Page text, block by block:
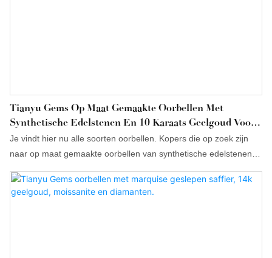
Tianyu Gems Op Maat Gemaakte Oorbellen Met
Synthetische Edelstenen En 10 Karaats Geelgoud Voor
Dames
Je vindt hier nu alle soorten oorbellen. Kopers die op zoek zijn
naar op maat gemaakte oorbellen van synthetische edelstenen
van Tianyu Gems, gemaakt van 10 karaats geelgoud, van de
beste kwaliteit, kunnen hier alles vinden wat ze nodig hebben.
Tianyu Gems zorgt ervoor dat alle kopers wereldwijd